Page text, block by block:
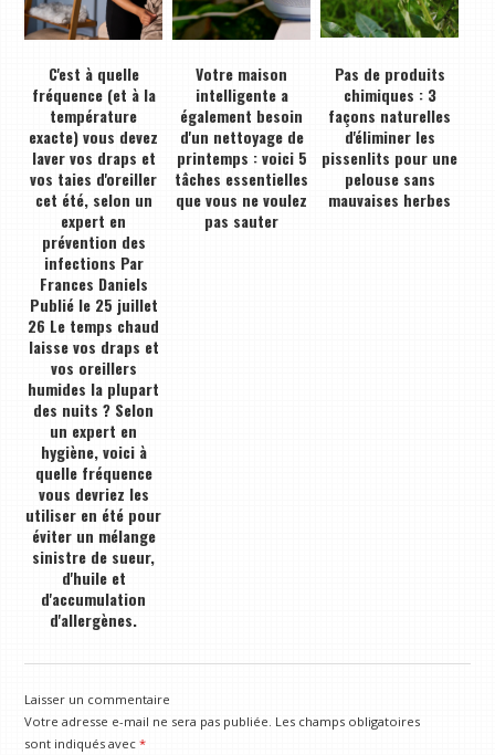
C'est à quelle
fréquence (et à la
température
exacte) vous devez
laver vos draps et
vos taies d'oreiller
cet été, selon un
expert en
prévention des
infections Par
Frances Daniels
Publié le 25 juillet
26 Le temps chaud
laisse vos draps et
vos oreillers
humides la plupart
des nuits ? Selon
un expert en
hygiène, voici à
quelle fréquence
vous devriez les
utiliser en été pour
éviter un mélange
sinistre de sueur,
d'huile et
d'accumulation
d'allergènes.
Votre maison
intelligente a
également besoin
d'un nettoyage de
printemps : voici 5
tâches essentielles
que vous ne voulez
pas sauter
Pas de produits
chimiques : 3
façons naturelles
d'éliminer les
pissenlits pour une
pelouse sans
mauvaises herbes
Laisser un commentaire
Votre adresse e-mail ne sera pas publiée. Les champs obligatoires
sont indiqués avec*